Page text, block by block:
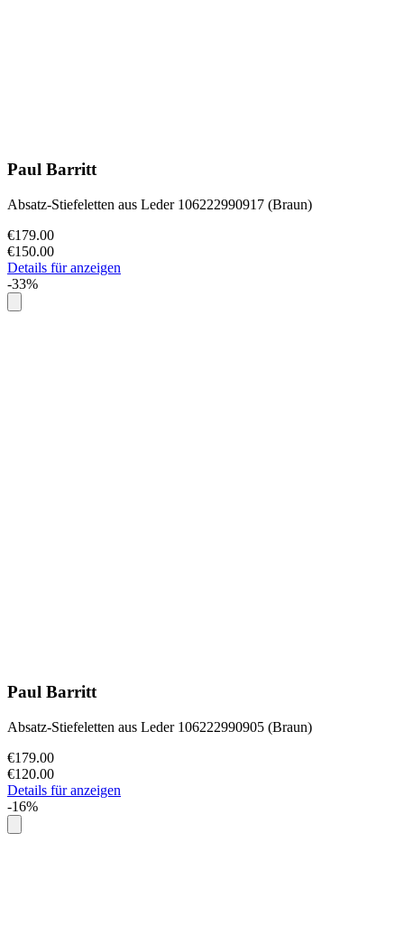
Paul Barritt
Absatz-Stiefeletten aus Leder 106222990917 (Braun)
€179.00
€150.00
Details für anzeigen
-33%
Paul Barritt
Absatz-Stiefeletten aus Leder 106222990905 (Braun)
€179.00
€120.00
Details für anzeigen
-16%